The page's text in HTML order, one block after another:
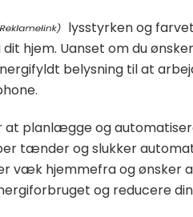
lysstyrken og
hjem. Uanset om du
belysning til at
at planlægge og
tænder og slukker
væk hjemmefra og ønsker
og reducere